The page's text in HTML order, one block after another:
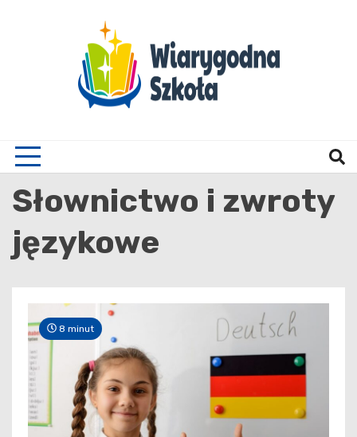
Słownictwo i zwroty
językowe
8 minut